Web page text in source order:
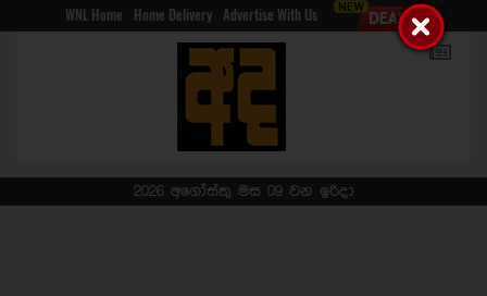
WNL Home Home Delivery Advertise With Us
2026 අගෝස්තු මස 09 වන ඉරිදා